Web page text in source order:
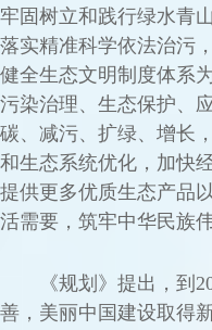
牢固树立和践行绿水青
落实精准科学依法治污
健全生态文明制度体系
污染治理、生态保护、
碳、减污、扩绿、增长
和生态系统优化，加快
提供更多优质生态产品
活需要，筑牢中华民族
《规划》提出，到
善，美丽中国建设取得